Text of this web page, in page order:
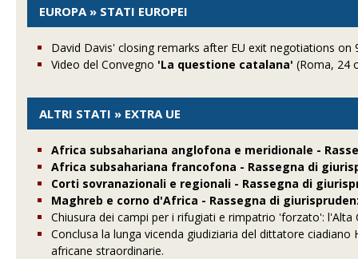
EUROPA » STATI EUROPEI
David Davis' closing remarks after EU exit negotiations on
Video del Convegno 'La questione catalana' (Roma, 24
ALTRI STATI » EXTRA UE
Africa subsahariana anglofona e meridionale -
Africa subsahariana francofona - Rassegna di
Corti sovranazionali e regionali - Rassegna di
Maghreb e corno d'Africa - Rassegna di
Chiusura dei campi per i rifugiati e rimpatrio 'forzato':
Conclusa la lunga vicenda giudiziaria del dittatore
africane straordinarie.